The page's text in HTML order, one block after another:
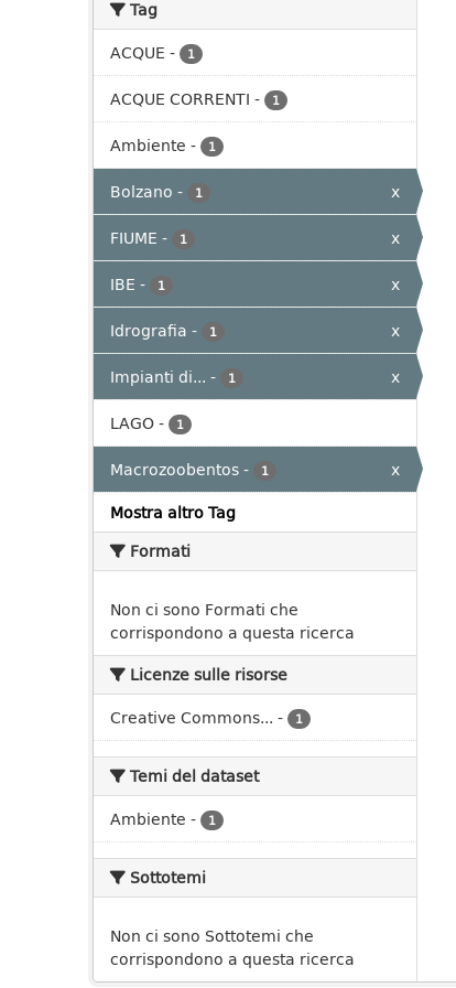
Tag
ACQUE - 1
ACQUE CORRENTI - 1
Ambiente - 1
Bolzano - 1
x
FIUME - 1
x
IBE - 1
x
Idrografia - 1
x
Impianti di... - 1
x
LAGO- 1
Macrozoobentos- 1
x
Mostra altro Tag
Formati
Non ci sono Formati che
corrispondono a questa ricerca
Licenze sulle risorse
Creative Commons... - 1
Temi del dataset
Ambiente - 1
Sottotemi
Non ci sono Sottotemi che
corrispondono a questa ricerca